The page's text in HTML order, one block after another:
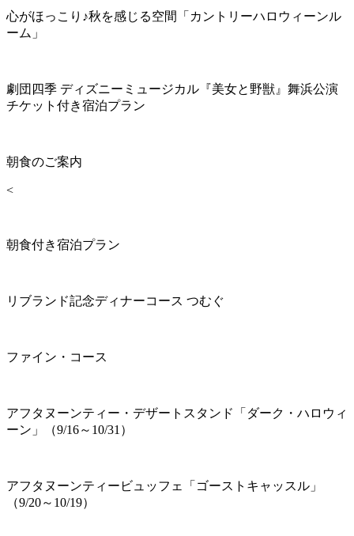
心がほっこり♪秋を感じる空間「カントリーハロウィーンル
ーム」
劇団四季 ディズニーミュージカル『美女と野獣』舞浜公演
チケット付き宿泊プラン
朝食のご案内
<
朝食付き宿泊プラン
リブランド記念ディナーコース つむぐ
ファイン・コース
アフタヌーンティー・デザートスタンド「ダーク・ハロウィ
ーン」（9/16～10/31）
アフタヌーンティービュッフェ「ゴーストキャッスル」
（9/20～10/19）